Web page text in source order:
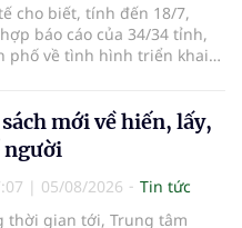
cho biết, tính đến 18/7,
báo cáo của 34/34 tỉnh,
phố về tình hình triển khai
người, chiếm gần
số cả nước đã được khám
định kỳ năm nay.
mới về hiến, lấy,
người
| 05/08/2026
Tin tức
thời gian tới, Trung tâm